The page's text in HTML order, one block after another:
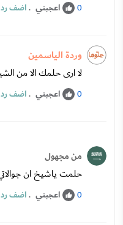
0 اعجبني .اضف رد
وردة الياسمين
لا ارى حلمك الا من
0 اعجبني .اضف رد
من مجهول
حلمت ياشيخ ان
0 اعجبني .اضف رد